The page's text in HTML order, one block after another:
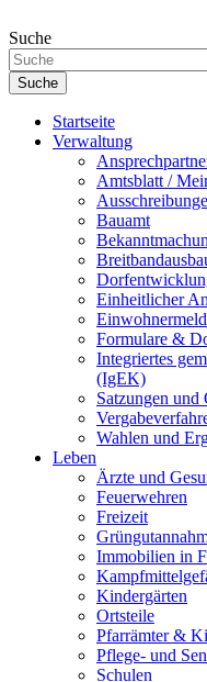
Inhalt
springen
Suche
Suche
Startseite
Verwaltung
Amtsblatt /
Bauamt
Einheitlicher
Formulare &
Integriertes
(IgEK)
Satzungen und
Wahlen und
Leben
Ärzte und
Feuerwehren
Freizeit
Immobilien in
Kindergärten
Ortsteile
Pfarrämter &
Pflege- und
Schulen